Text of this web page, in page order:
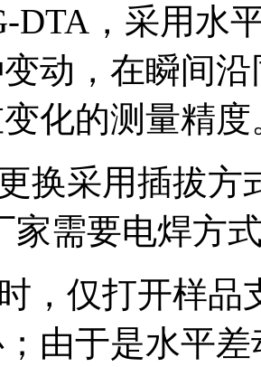
DTA，采用水
动，在瞬间
化的测量精度
换采用插拔
家需要电焊方
，仅打开样品
由于是水平